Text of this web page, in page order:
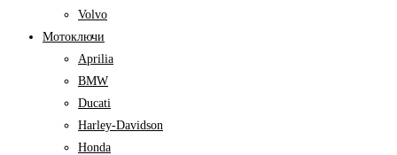
Volvo
Мотоключи
Aprilia
BMW
Ducati
Harley-Davidson
Honda